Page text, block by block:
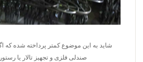
شاید به این موضوع کمتر پرداخته شده که
صندلی فلزی و تجهیز تالار یا